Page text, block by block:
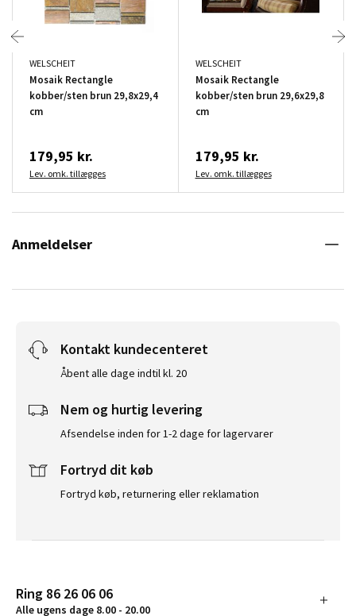
WELSCHEIT
Mosaik Rectangle
kobber/sten brun 29,8x29,4
cm
179,95 kr.
Lev. omk. tillægges
WELSCHEIT
Mosaik Rectangle
kobber/sten brun 29,6x29,8
cm
179,95 kr.
Lev. omk. tillægges
Anmeldelser
Kontakt kundecenteret
Åbent alle dage indtil kl. 20
Nem og hurtig levering
Afsendelse inden for 1-2 dage for lagervarer
Fortryd dit køb
Fortryd køb, returnering eller reklamation
Ring 86 26 06 06
Alle ugens dage 8.00 - 20.00